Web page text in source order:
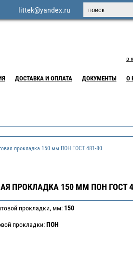
littek@yandex.ru
в
ДОСТАВКА И ОПЛАТА ДОКУМЕНТЫ О
прокладка 150 мм ПОН ГОСТ 481-80
ПРОКЛАДКА 150 ММ ПОН ГОСТ
прокладки, мм: 150
прокладки:ПОН